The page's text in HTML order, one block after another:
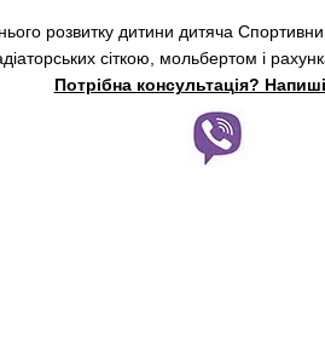
розвитку дитини дитяча
сіткою, мольбертом і
Потрібна консультація?